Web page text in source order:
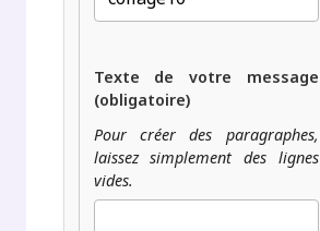
Texte de votre message
(obligatoire)
Pour créer des paragraphes,
laissez simplement des lignes
vides.